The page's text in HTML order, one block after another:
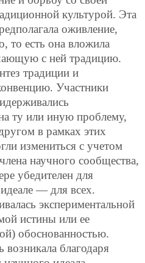
культурой. Эта
оживление,
то есть она вложила
с ней традицию.
традиции и
Участники
ту или иную проблему,
в рамках этих
измениться с учетом
научного сообщества,
убедителен для
— для всех.
экспериментальной
истины или ее
обоснованностью.
возникала благодаря